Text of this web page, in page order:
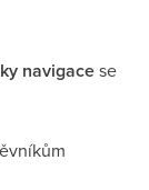
navigacese